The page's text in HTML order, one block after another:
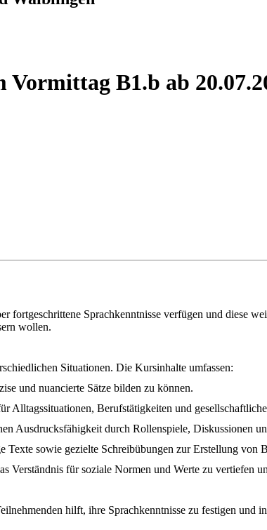
B1.b ab
fortgeschrittene Sprachkenntnisse verfügen und diese
wollen.
Situationen. Die Kursinhalte umfassen:
und nuancierte Sätze bilden zu können.
Alltagssituationen, Berufstätigkeiten und
Ausdrucksfähigkeit durch Rollenspiele, Diskussionen
Texte sowie gezielte Schreibübungen zur Erstellung von
Verständnis für soziale Normen und Werte zu vertiefen
hilft, ihre Sprachkenntnisse zu festigen und